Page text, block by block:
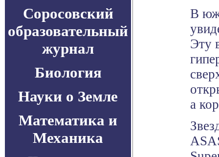
Соросовский
образовательный
журнал
Биология
Науки о Земле
Математика и
Механика
В
Эту
а